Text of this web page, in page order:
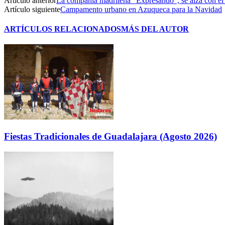
Artículo siguienteCampamento urbano en Azuqueca para la Navidad
ARTÍCULOS RELACIONADOSMÁS DEL AUTOR
Fiestas Tradicionales de Guadalajara (Agosto 2026)